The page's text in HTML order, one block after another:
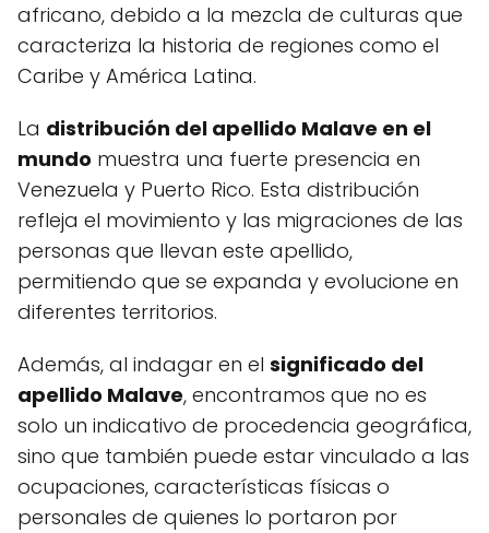
africano, debido a la mezcla de culturas que
caracteriza la historia de regiones como el
Caribe y América Latina.
La distribución del apellido Malave en el
mundo muestra una fuerte presencia en
Venezuela y Puerto Rico. Esta distribución
refleja el movimiento y las migraciones de las
personas que llevan este apellido,
permitiendo que se expanda y evolucione en
diferentes territorios.
Además, al indagar en el significado del
apellido Malave, encontramos que no es
solo un indicativo de procedencia geográfica,
sino que también puede estar vinculado a las
ocupaciones, características físicas o
personales de quienes lo portaron por